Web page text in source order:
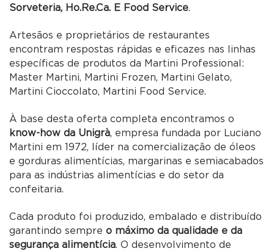
Sorveteria, Ho.Re.Ca. E Food Service.
Artesãos e proprietários de restaurantes
encontram respostas rápidas e eficazes nas linhas
específicas de produtos da Martini Professional:
Master Martini, Martini Frozen, Martini Gelato,
Martini Cioccolato, Martini Food Service.
À base desta oferta completa encontramos o
know-how da Unigrà, empresa fundada por Luciano
Martini em 1972, líder na comercialização de óleos
e gorduras alimentícias, margarinas e semiacabados
para as indústrias alimentícias e do setor da
confeitaria.
Cada produto foi produzido, embalado e distribuído
garantindo sempreo máximo da qualidade e da
segurança alimentícia. O desenvolvimento de